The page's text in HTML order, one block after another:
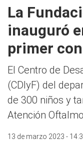
La
inauguró
primer
El Centro de
(CDIyF) del
de 300 niños y
Atención
13 de marzo 2023 -